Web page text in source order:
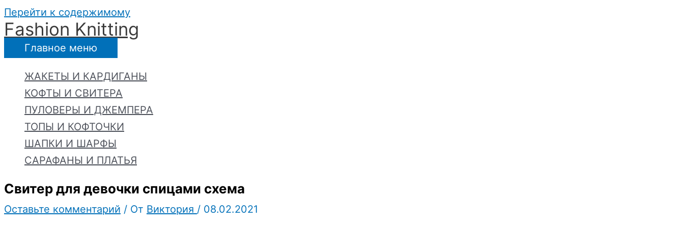
Перейти к содержимому
Fashion Knitting
Главное меню
ЖАКЕТЫ И КАРДИГАНЫ
КОФТЫ И СВИТЕРА
ПУЛОВЕРЫ И ДЖЕМПЕРА
ТОПЫ И КОФТОЧКИ
ШАПКИ И ШАРФЫ
САРАФАНЫ И ПЛАТЬЯ
Свитер для девочки спицами схема
Оставьте комментарий / От Виктория / 08.02.2021